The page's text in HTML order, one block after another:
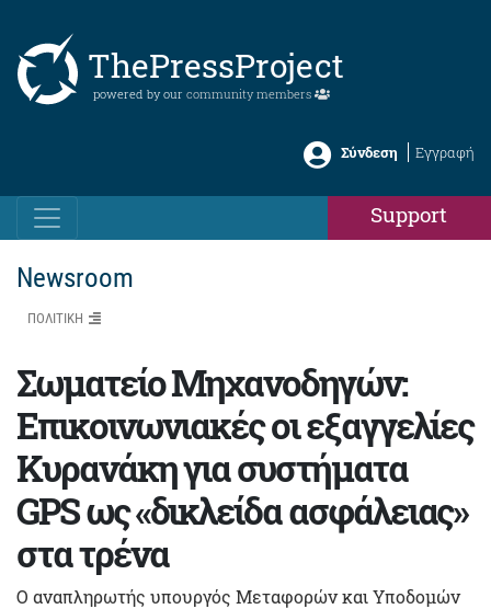
ThePressProject
powered by our community members
Σύνδεση Εγγραφή
Support
Newsroom
ΠΟΛΙΤΙΚΗ
Σωματείο Μηχανοδηγών:
Επικοινωνιακές οι εξαγγελίες
Κυρανάκη για συστήματα
GPS ως «δικλείδα ασφάλειας»
στα τρένα
Ο αναπληρωτής υπουργός Μεταφορών και Υποδομών